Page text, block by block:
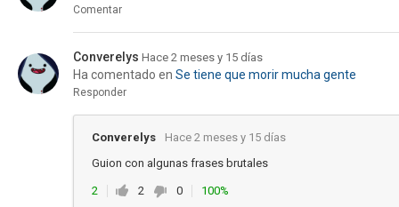
Comentar
Converelys Hace 2 meses y 15 días
Ha comentado en Se tiene que morir mucha gente
Responder
Converelys
Hace 2 meses y 15 días
Guion con algunas frases brutales
2 2 0 100%